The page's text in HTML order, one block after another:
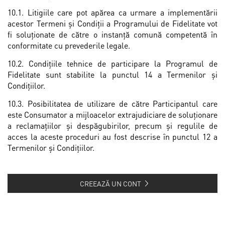
10.1. Litigiile care pot apărea ca urmare a implementării
acestor Termeni și Condiții a Programului de Fidelitate vot
fi soluţionate de către o instanţă comună competentă în
conformitate cu prevederile legale.
10.2. Condițiile tehnice de participare la Programul de
Fidelitate sunt stabilite la punctul 14 a Termenilor și
Condiţiilor.
10.3. Posibilitatea de utilizare de către Participantul care
este Consumator a mijloacelor extrajudiciare de soluționare
a reclamațiilor și despăgubirilor, precum și regulile de
acces la aceste proceduri au fost descrise în punctul 12 a
Termenilor și Condiţiilor.
CREEAZĂ UN CONT